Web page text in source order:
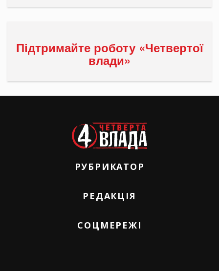
Підтримайте роботу «Четвертої
влади»
РУБРИКАТОР
РЕДАКЦІЯ
СОЦМЕРЕЖІ